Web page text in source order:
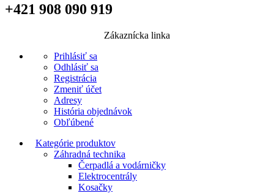
+421 908 090 919
Zákaznícka linka
Prihlásiť sa
Odhlásiť sa
Registrácia
Zmeniť účet
Adresy
História objednávok
Obľúbené
Kategórie produktov
Záhradná technika
Čerpadlá a vodárničky
Elektrocentrály
Kosačky